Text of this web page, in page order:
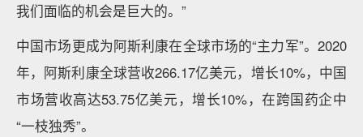
我们面临的机会是巨大的。”
中国市场更成为阿斯利康在全球市场的“主力军”。2020
年，阿斯利康全球营收266.17亿美元，增长10%，中国
市场营收高达53.75亿美元，增长10%，在跨国药企中
“一枝独秀”。